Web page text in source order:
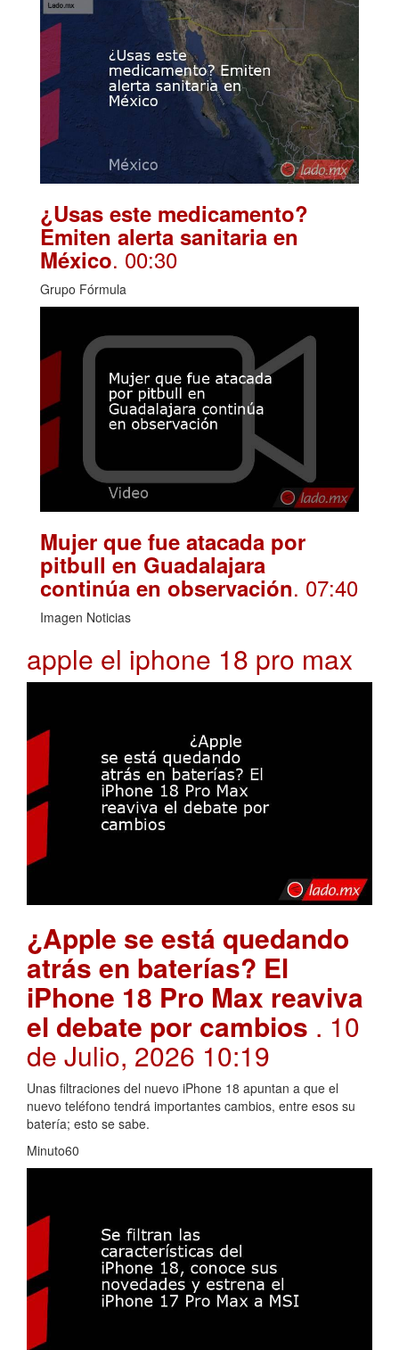
¿Usas este medicamento?
Emiten alerta sanitaria en
México. 00:30
Grupo Fórmula
Mujer que fue atacada por
pitbull en Guadalajara
continúa en observación. 07:40
Imagen Noticias
apple el iphone 18 pro max
¿Apple se está quedando
atrás en baterías? El
iPhone 18 Pro Max reaviva
el debate por cambios . 10
de Julio, 2026 10:19
Unas filtraciones del nuevo iPhone 18 apuntan a que el
nuevo teléfono tendrá importantes cambios, entre esos su
batería; esto se sabe.
Minuto60